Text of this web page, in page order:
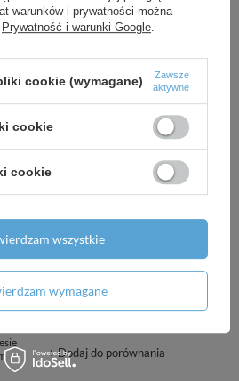
+ Dodaj do porównania
Zbiornik buforowy
wiszący Galmet SG(B)
1 500,00 zł / szt.
+ Dodaj do porównania
warunków i prywatności można
Prywatność i warunki Google.
cookie (wymagane)
Zawsze
aktywne
cookie
cookie
wymagane
wszystkie